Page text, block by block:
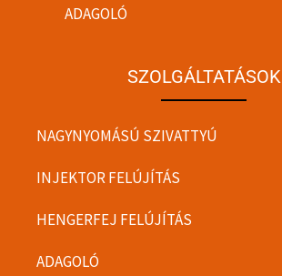
ADAGOLÓ
SZOLGÁLTATÁSOK
NAGYNYOMÁSÚ SZIVATTYÚ
INJEKTOR FELÚJÍTÁS
HENGERFEJ FELÚJÍTÁS
ADAGOLÓ